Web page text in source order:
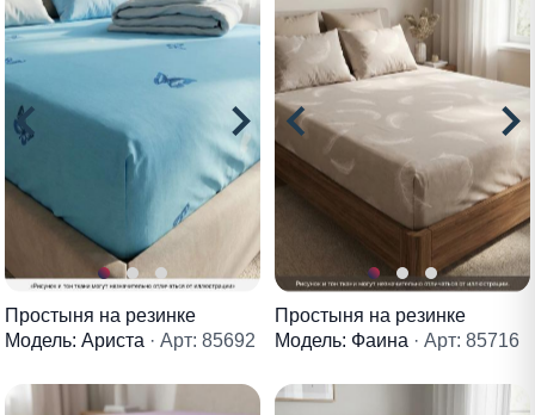
Простыня на резинке
Модель: Ариста · Арт: 85692
Простыня на резинке
Модель: Фаина · Арт: 85716